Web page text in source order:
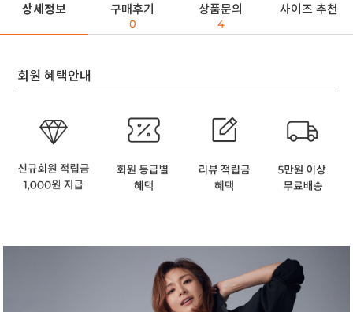
상세정보 구매후기
0
상품문의
4
사이즈 추천
회원 혜택안내